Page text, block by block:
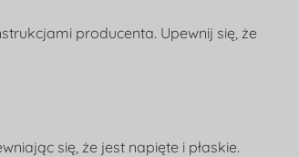
producenta. Upewnij się, że
się, że jest napięte i płaskie.